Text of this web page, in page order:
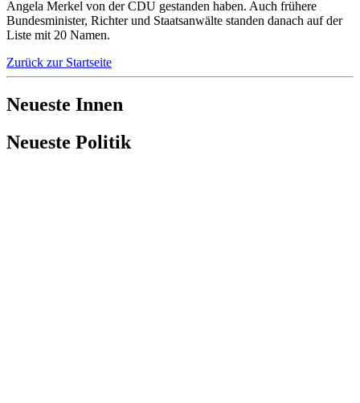
Angela Merkel von der CDU gestanden haben. Auch frühere
Bundesminister, Richter und Staatsanwälte standen danach auf der
Liste mit 20 Namen.
Zurück zur Startseite
Neueste Innen
Neueste Politik